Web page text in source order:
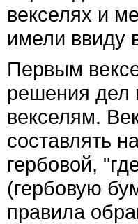
векселях и
имели ввиду
Первым
решения дел
векселям.
составлять
гербовой,
(гербовую
правила